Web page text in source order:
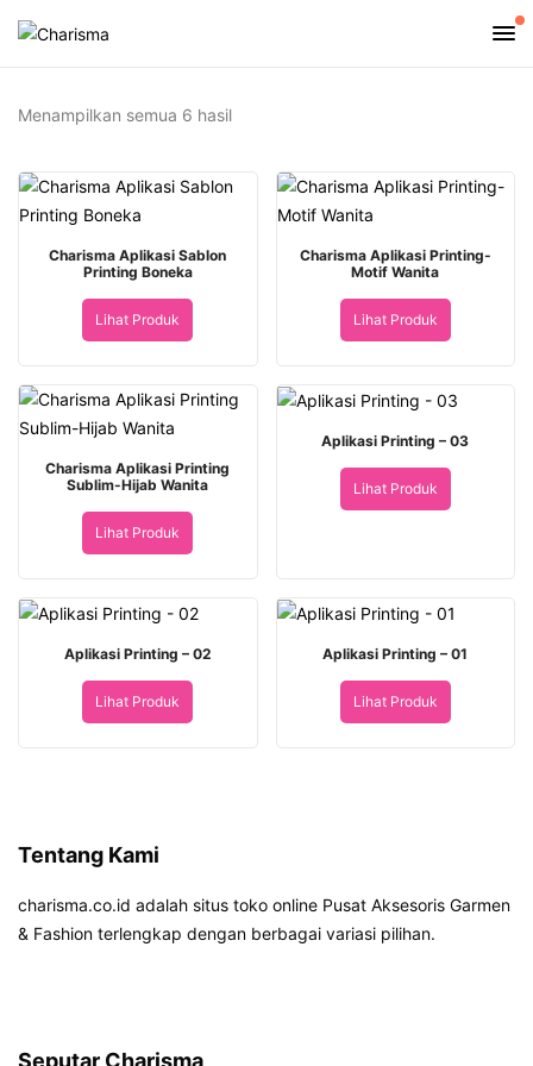
Menampilkan semua 6 hasilDiurutkan
yang
terbaru
Charisma Aplikasi Sablon
Printing Boneka
Lihat Produk
Charisma Aplikasi Printing-
Motif Wanita
Lihat Produk
Charisma Aplikasi Printing
Sublim-Hijab Wanita
Lihat Produk
Aplikasi Printing – 03
Lihat Produk
Aplikasi Printing – 02
Lihat Produk
Aplikasi Printing – 01
Lihat Produk
Tentang Kami
charisma.co.id adalah situs toko online Pusat Aksesoris Garmen
& Fashion terlengkap dengan berbagai variasi pilihan.
Seputar Charisma